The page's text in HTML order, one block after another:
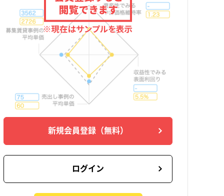
新規会員登録 （無料）
ログイン